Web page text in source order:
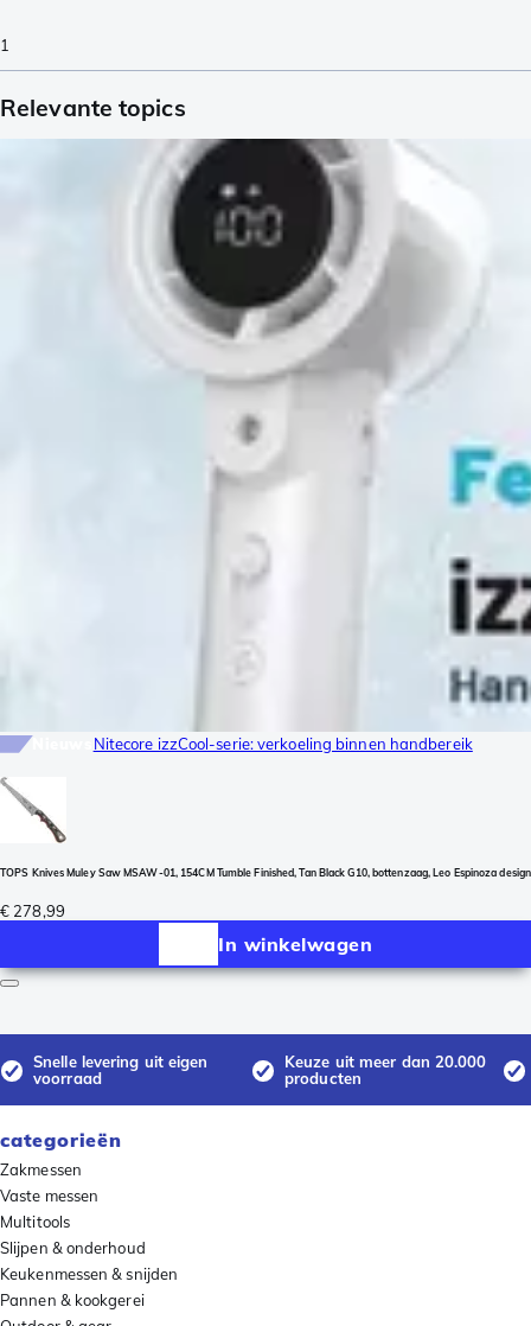
1
Relevante topics
Nitecore izzCool-serie: verkoeling binnen handbereik
TOPS Knives Muley Saw MSAW-01, 154CM Tumble Finished, Tan Black G10, bottenzaag, Leo Espinoza design
€ 278,99
In winkelwagen
Snelle levering uit eigen
voorraad
Keuze uit meer dan 20.000
producten
categorieën
Zakmessen
Vaste messen
Multitools
Slijpen & onderhoud
Keukenmessen & snijden
Pannen & kookgerei